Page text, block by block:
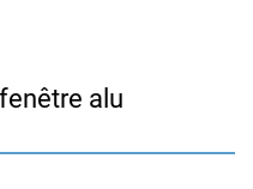
alu